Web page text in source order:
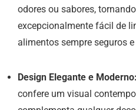
odores ou sabores,
excepcionalmente fácil de
alimentos sempre seguros
Design Elegante e Moderno:
confere um visual